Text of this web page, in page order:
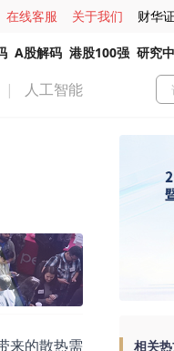
在线客服 关于我们 财华
A股解码 港股100强 研究
| 人工智能
来的散热需
相关